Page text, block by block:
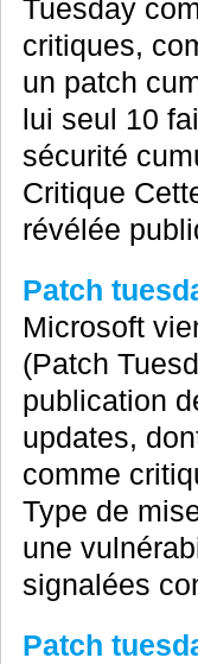
Tuesday
critiques,
un patch
lui seul 10
sécurité
Critique
révélée
Patch
Microsoft
(Patch
publication
updates,
comme
Type de
une
signalées
Patch